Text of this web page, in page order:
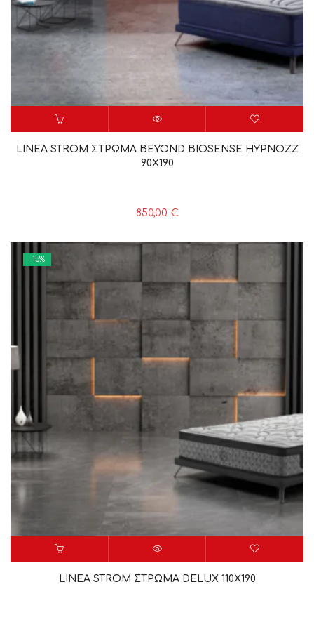
LINEA STROM ΣΤΡΩΜΑ BEYOND BIOSENSE HYPNOZZ
90X190
850,00 €
-15%
LINEA STROM ΣΤΡΩΜΑ DELUX 110X190